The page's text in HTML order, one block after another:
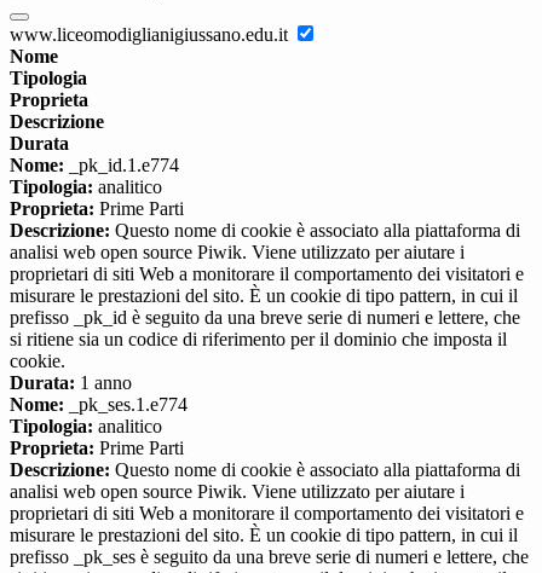
www.liceomodiglianigiussano.edu.it
Nome
Tipologia
Proprieta
Descrizione
Durata
Nome: _pk_id.1.e774
Tipologia: analitico
Proprieta: Prime Parti
Descrizione: Questo nome di cookie è associato alla piattaforma di
analisi web open source Piwik. Viene utilizzato per aiutare i
proprietari di siti Web a monitorare il comportamento dei visitatori e
misurare le prestazioni del sito. È un cookie di tipo pattern, in cui il
prefisso _pk_id è seguito da una breve serie di numeri e lettere, che
si ritiene sia un codice di riferimento per il dominio che imposta il
cookie.
Durata: 1 anno
Nome: _pk_ses.1.e774
Tipologia: analitico
Proprieta: Prime Parti
Descrizione: Questo nome di cookie è associato alla piattaforma di
analisi web open source Piwik. Viene utilizzato per aiutare i
proprietari di siti Web a monitorare il comportamento dei visitatori e
misurare le prestazioni del sito. È un cookie di tipo pattern, in cui il
prefisso _pk_ses è seguito da una breve serie di numeri e lettere, che